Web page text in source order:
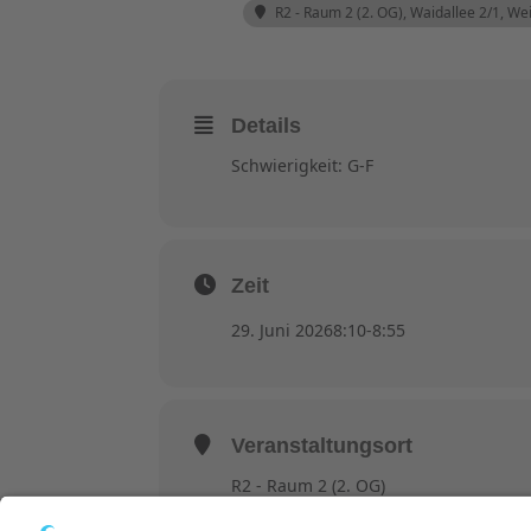
R2 - Raum 2 (2. OG), Waidallee 2/1,
Details
Schwierigkeit: G-F
Zeit
29. Juni 20268:10-8:55
Veranstaltungsort
R2 - Raum 2 (2. OG)